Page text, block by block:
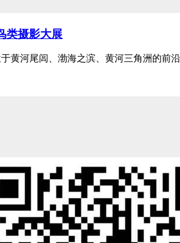
类摄影大展
黄河尾闾、渤海之滨、黄河三角洲的前